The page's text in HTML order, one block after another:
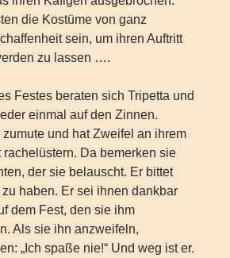
die Kostüme von ganz
sein, um ihren Auftritt
zu lassen ….
Festes beraten sich Tripetta und
einmal auf den Zinnen.
und hat Zweifel an ihrem
rachelüstern. Da bemerken sie
der sie belauscht. Er bittet
haben. Er sei ihnen dankbar
dem Fest, den sie ihm
Als sie ihn anzweifeln,
„Ich spaße nie!“ Und weg ist er.